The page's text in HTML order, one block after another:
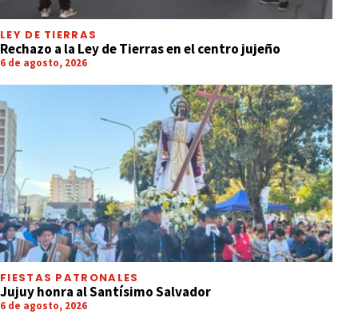
LEY DE TIERRAS
Rechazo a la Ley de Tierras en el centro jujeño
6 de agosto, 2026
FIESTAS PATRONALES
Jujuy honra al Santísimo Salvador
6 de agosto, 2026